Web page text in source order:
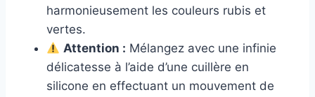
harmonieusement les couleurs rubis et
vertes.
Attention : Mélangez avec une infinie
délicatesse à l’aide d’une cuillère en
silicone en effectuant un mouvement de